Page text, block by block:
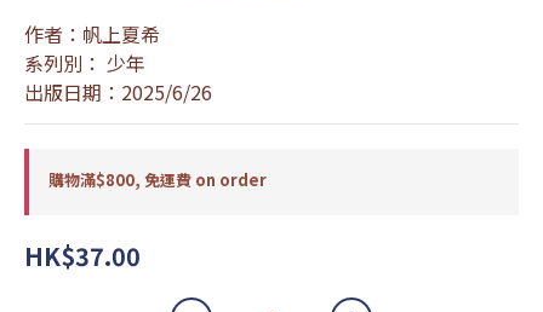
作者：帆上夏希
系列別： 少年
出版日期：2025/6/26
購物滿$800, 免運費 on order
HK$37.00